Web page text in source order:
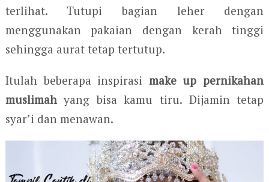
terlihat. Tutupi bagian leher dengan
menggunakan pakaian dengan kerah tinggi
sehingga aurat tetap tertutup.
Itulah beberapa inspirasi make up pernikahan
muslimahyang bisa kamu tiru. Dijamin tetap
syar’i dan menawan.